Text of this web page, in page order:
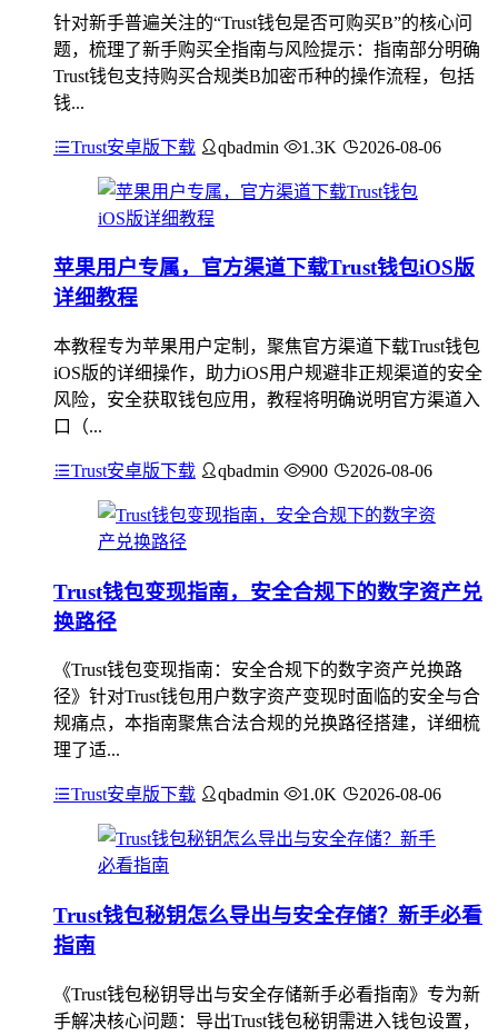
针对新手普遍关注的“Trust钱包是否可购买B”的核心问
题，梳理了新手购买全指南与风险提示：指南部分明确
Trust钱包支持购买合规类B加密币种的操作流程，包括
钱...
Trust安卓版下载 qbadmin 1.3K 2026-08-06
苹果用户专属，官方渠道下载Trust钱包iOS版
详细教程
本教程专为苹果用户定制，聚焦官方渠道下载Trust钱包
iOS版的详细操作，助力iOS用户规避非正规渠道的安全
风险，安全获取钱包应用，教程将明确说明官方渠道入
口（...
Trust安卓版下载 qbadmin 900 2026-08-06
Trust钱包变现指南，安全合规下的数字资产兑
换路径
《Trust钱包变现指南：安全合规下的数字资产兑换路
径》针对Trust钱包用户数字资产变现时面临的安全与合
规痛点，本指南聚焦合法合规的兑换路径搭建，详细梳
理了适...
Trust安卓版下载 qbadmin 1.0K 2026-08-06
Trust钱包秘钥怎么导出与安全存储？新手必看
指南
《Trust钱包秘钥导出与安全存储新手必看指南》专为新
手解决核心问题：导出Trust钱包秘钥需进入钱包设置，